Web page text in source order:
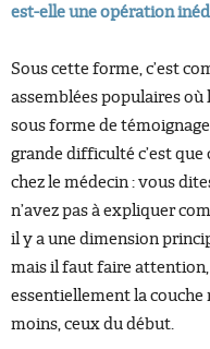
est-elle une opération
Sous cette forme, c’est
assemblées populaires
sous forme de
grande difficulté c’est que
chez le médecin : vous
n’avez pas à expliquer
il y a une dimension
mais il faut faire
essentiellement la
moins, ceux du début.